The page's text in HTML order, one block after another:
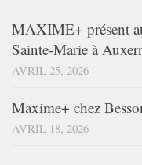
MAXIME+ présent
Sainte-Marie à
AVRIL 25, 2026
Maxime+ chez
AVRIL 18, 2026